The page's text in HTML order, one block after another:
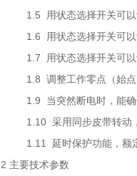
1.5 用状态选择开关可以设
1.6 用状态选择开关可以设
1.7 用状态选择开关可以设
1.8 调整工作零点（始点）
1.9 当突然断电时，能确
1.10 采用同步皮带转动，
1.11 延时保护功能，额定
2 主要技术参数